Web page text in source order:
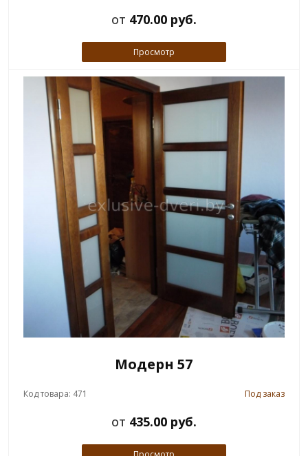
от 470.00 руб.
Просмотр
Модерн 57
Код товара: 471 Под заказ
от 435.00 руб.